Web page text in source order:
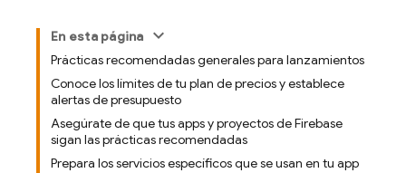
En esta página
Prácticas recomendadas generales para lanzamientos
Conoce los límites de tu plan de precios y establece
alertas de presupuesto
Asegúrate de que tus apps y proyectos de Firebase
sigan las prácticas recomendadas
Prepara los servicios específicos que se usan en tu app